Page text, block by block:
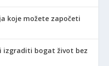
koje možete započeti
izgraditi bogat život bez